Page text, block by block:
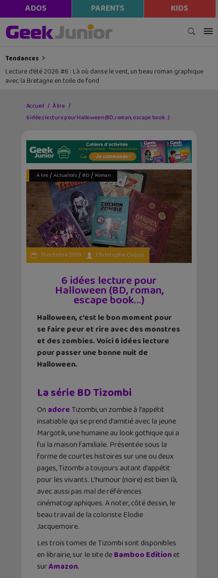
ADOS PARENTS KIDS
Tendances
Lecture d’été 2026 #6 : Là où danse le vent, un beau roman graphique
avec la Bretagne en toile de fond
Accueil
À lire
6 idées lecture pour Halloween (BD, roman, escape book…)
À lire/ Actualités/ BD / Roman
31 octobre 2019 Christophe Coquis
6 idées lecture pour
Halloween (BD, roman,
escape book…)
Halloween, c’est le bon moment pour
se faire peur et rire avec des monstres
et des zombies. Voici 6 idées lecture
pour passer une bonne nuit de
Halloween.
La série BD Tizombi
On adoreTizombi, un zombie à l’appétit
insatiable qui se prend d’amitié avec la jeune
Margotik, une humaine au look gothique qui a
fui la maison familiale. Présentée sous la
forme de courtes histoires sur une ou deux
pages, Tizombi a toujours autant d’appétit
pour les vivants. L’humour (noire) est bien là,
avec aussi pas mal de références
cinématographiques. A noter, côté dessin, le
beau travail de la coloriste Elodie
Jacquemoire.
Les trois tomes de Tizombi sont disponibles
en librairie, sur le site deBamboo Editionet
surAmazon.
modal-check